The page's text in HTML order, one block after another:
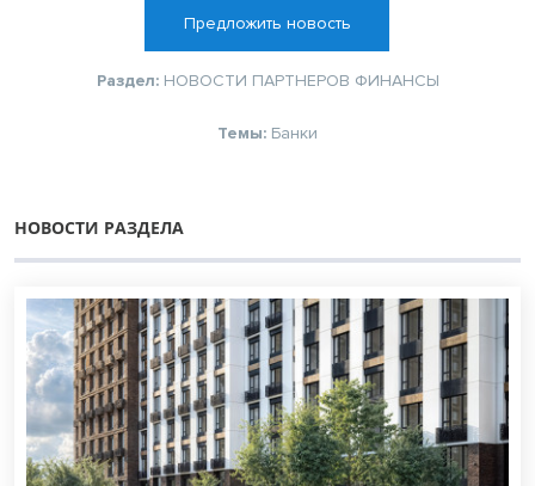
Предложить новость
Раздел: НОВОСТИ ПАРТНЕРОВ ФИНАНСЫ
Темы: Банки
НОВОСТИ РАЗДЕЛА